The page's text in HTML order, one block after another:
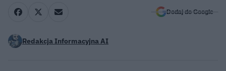
Dodaj do Google
Redakcja Informacyjna AI